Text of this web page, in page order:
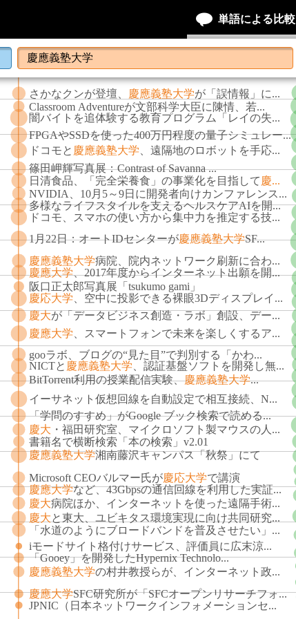
単語による比較
慶應大学SFC研究所が「SFCオープンリサーチフォ...
慶應義塾大学の村井教授らが、インターネット政...
「水道のようにブロードバンドを普及させたい」...
慶大と東大、ユビキタス環境実現に向け共同研究...
慶大病院ほか、インターネットを使った遠隔手術...
慶應大学など、43Gbpsの通信回線を利用した実証...
Microsoft CEOバルマー氏が慶応大学で講演
慶應義塾大学湘南藤沢キャンパス「秋祭」にて
慶大 ・福田研究室、マイクロソフト製マウスの人...
「学問のすすめ」がGoogle ブック検索で読める...
イーサネット仮想回線を自動設定で相互接続、N...
BitTorrent利用の授業配信実験、慶應義塾大学...
NICTと 慶應義塾大学 、認証基盤ソフトを開発し無...
慶應大学 、スマートフォンで未来を楽しくするア...
慶大が「データビジネス創造・ラボ」創設、デー...
慶応大学、空中に投影できる裸眼3Dディスプレイ...
慶應大学、2017年度からインターネット出願を開...
慶應義塾大学病院、院内ネットワーク刷新に合わ...
1月22日：オートIDセンターが慶應義塾大学SF...
ドコモ、スマホの使い方から集中力を推定する技...
多様なライフスタイルを支えるヘルスケアAIを開...
日清食品、「完全栄養食」の事業化を目指して 慶...
ドコモと 慶應義塾大学 、遠隔地のロボットを手応...
FPGAやSSDを使った400万円程度の量子シミュレー...
闇バイトを追体験する教育プログラム「レイの失...
さかなクンが登壇、 慶應義塾大学が「誤情報」に...
JPNIC（日本ネットワークインフォメーションセ...
「Gooey」を開発したHypernix Technolo...
iモードサイト格付けサービス、評価員に広末涼...
書籍名で横断検索「本の検索」v2.01
gooラボ、ブログの“見た目”で判別する「かわ...
阪口正太郎写真展「tsukumo gami」
NVIDIA、10月5～9日に開発者向けカンファレンス...
篠田岬輝写真展：Contrast of Savanna ...
Classroom Adventureが文部科学大臣に陳情、若...